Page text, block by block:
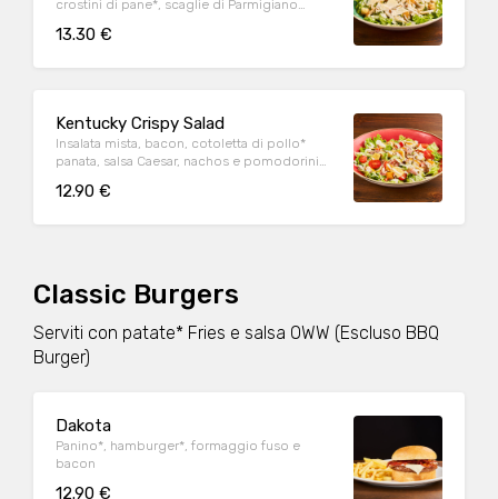
crostini di pane*, scaglie di Parmigiano
13.30 €
Kentucky Crispy Salad
Insalata mista, bacon, cotoletta di pollo*
panata, salsa Caesar, nachos e pomodorini
12.90 €
Classic Burgers
Serviti con patate* Fries e salsa OWW (Escluso BBQ
Burger)
Dakota
Panino*, hamburger*, formaggio fuso e
bacon
12.90 €